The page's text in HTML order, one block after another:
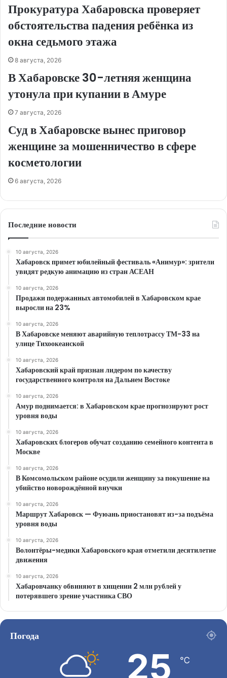
Прокуратура Хабаровска проверяет
обстоятельства падения ребёнка из
окна седьмого этажа
8 августа, 2026
В Хабаровске 30-летняя женщина
утонула при купании в Амуре
7 августа, 2026
Суд в Хабаровске вынес приговор
женщине за мошенничество в сфере
косметологии
6 августа, 2026
Последние новости
10 августа, 2026
Хабаровск примет юбилейный фестиваль «Анимур»: зрители
увидят редкую анимацию из стран АСЕАН
10 августа, 2026
Продажи подержанных автомобилей в Хабаровском крае
выросли на 23%
10 августа, 2026
В Хабаровске меняют аварийную теплотрассу ТМ-33 на
улице Тихоокеанской
10 августа, 2026
Хабаровский край признан лидером по качеству
государственного контроля на Дальнем Востоке
10 августа, 2026
Амур поднимается: в Хабаровском крае прогнозируют рост
уровня воды
10 августа, 2026
Хабаровских блогеров обучат созданию семейного контента в
Москве
10 августа, 2026
В Комсомольском районе осудили женщину за покушение на
убийство новорождённой внучки
10 августа, 2026
Маршрут Хабаровск — Фуюань приостановят из-за подъёма
уровня воды
10 августа, 2026
Волонтёры-медики Хабаровского края отметили десятилетие
движения
10 августа, 2026
Хабаровчанку обвиняют в хищении 2 млн рублей у
потерявшего зрение участника СВО
Погода
25 ℃